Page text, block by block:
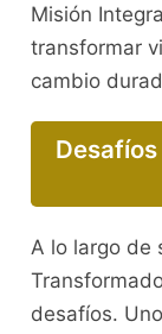
Misión
transformar
cambio
A lo largo de
desafíos.